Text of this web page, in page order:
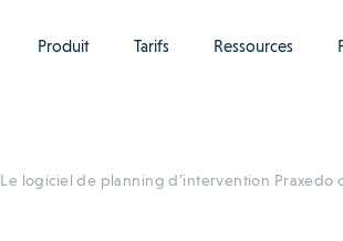
Produit Tarifs Ressources
Le logiciel de planning d’intervention Praxedo